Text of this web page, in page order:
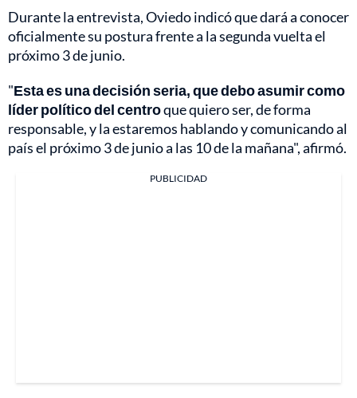
Durante la entrevista, Oviedo indicó que dará a conocer
oficialmente su postura frente a la segunda vuelta el
próximo 3 de junio.
"Esta es una decisión seria, que debo asumir como
líder político del centroque quiero ser, de forma
responsable, y la estaremos hablando y comunicando al
país el próximo 3 de junio a las 10 de la mañana", afirmó.
PUBLICIDAD